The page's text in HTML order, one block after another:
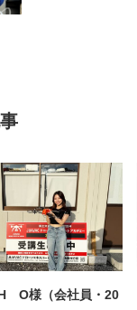
O様（会社員・20